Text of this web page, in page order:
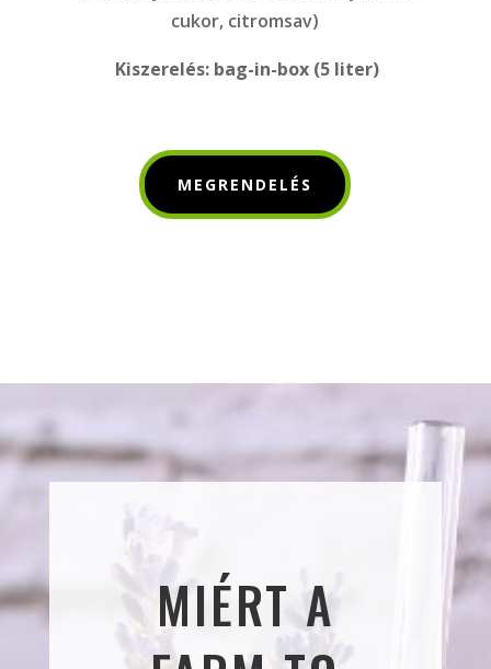
cukor, citromsav)
Kiszerelés: bag-in-box (5 liter)
MEGRENDELÉS
MIÉRT A